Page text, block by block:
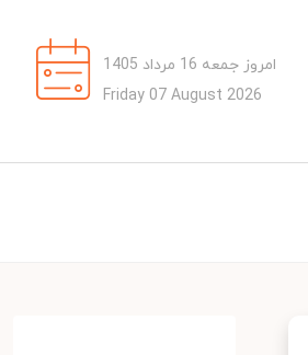
امروز جمعه 16 مرداد 1405
Friday 07 August 2026